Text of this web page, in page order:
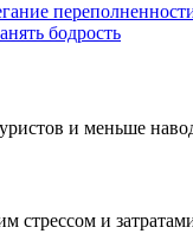
бодрость
и меньше
стрессом и